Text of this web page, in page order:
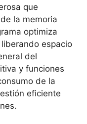
que
la memoria
optimiza
espacio
del
‍y funciones⁣
de ‍la
eficiente